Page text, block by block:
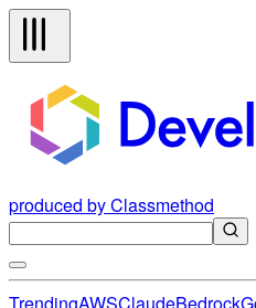
produced by Classmethod
TrendingAWSClaudeBedrock